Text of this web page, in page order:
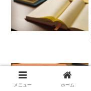
メニュー ホーム